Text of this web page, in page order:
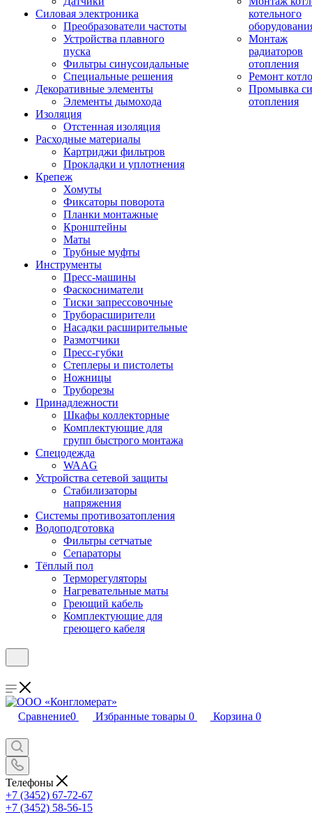
Силовая электроника
Преобразователи частоты
Устройства плавного
пуска
Фильтры синусоидальные
Специальные решения
Декоративные элементы
Элементы дымохода
Изоляция
Отстенная изоляция
Расходные материалы
Картриджи фильтров
Прокладки и уплотнения
Крепеж
Хомуты
Фиксаторы поворота
Планки монтажные
Кронштейны
Маты
Трубные муфты
Инструменты
Пресс-машины
Фаскосниматели
Тиски запрессовочные
Труборасширители
Насадки расширительные
Размотчики
Пресс-губки
Степлеры и пистолеты
Ножницы
Труборезы
Принадлежности
Шкафы коллекторные
Комплектующие для
групп быстрого монтажа
Спецодежда
WAAG
Устройства сетевой защиты
Стабилизаторы
напряжения
Системы противозатопления
Водоподготовка
Фильтры сетчатые
Сепараторы
Тёплый пол
Терморегуляторы
Нагревательные маты
Греющий кабель
Комплектующие для
греющего кабеля
котельного
Монтаж
радиаторов
отопления
Ремонт
Промывка
отопления
Сравнение0 Избранные товары 0 Корзина 0
Телефоны
+7 (3452) 67-72-67
+7 (3452) 58-56-15